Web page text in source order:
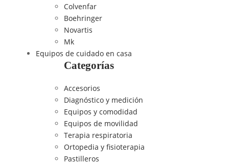
Colvenfar
Boehringer
Novartis
Mk
Equipos de cuidado en casa
Categorías
Accesorios
Diagnóstico y medición
Equipos y comodidad
Equipos de movilidad
Terapia respiratoria
Ortopedia y fisioterapia
Pastilleros